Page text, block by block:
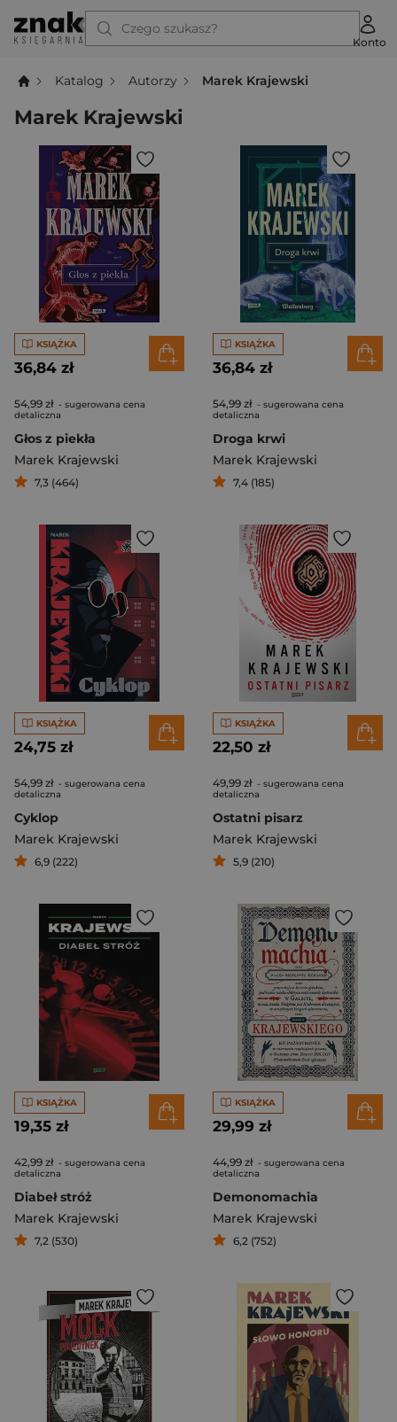
Czego szukasz?
Konto
Katalog Autorzy Marek Krajewski
Marek Krajewski
KSIĄŻKA
36,84 zł
54,99 zł - sugerowana cena
detaliczna
Głos z piekła
Marek Krajewski
7,3 (464)
KSIĄŻKA
36,84 zł
54,99 zł - sugerowana cena
detaliczna
Droga krwi
Marek Krajewski
7,4 (185)
KSIĄŻKA
24,75 zł
54,99 zł - sugerowana cena
detaliczna
Cyklop
Marek Krajewski
6,9 (222)
KSIĄŻKA
22,50 zł
49,99 zł - sugerowana cena
detaliczna
Ostatni pisarz
Marek Krajewski
5,9 (210)
KSIĄŻKA
19,35 zł
42,99 zł - sugerowana cena
detaliczna
Diabeł stróż
Marek Krajewski
7,2 (530)
KSIĄŻKA
29,99 zł
44,99 zł - sugerowana cena
detaliczna
Demonomachia
Marek Krajewski
6,2 (752)